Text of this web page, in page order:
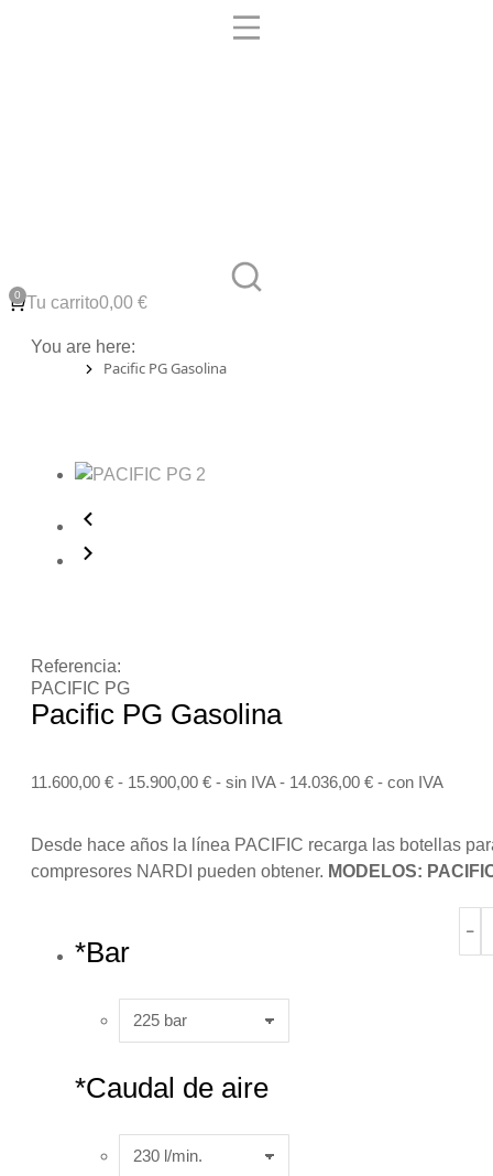
Tu carrito0,00 €
You are here:
Pacific PG Gasolina
Referencia:
PACIFIC PG
Pacific PG Gasolina
11.600,00 € - 15.900,00 € - sin IVA - 14.036,00 € - con IVA
Desde hace años la línea PACIFIC recarga las botellas
compresores NARDI pueden obtener. MODELOS:
*Bar
*Caudal de aire
﹣